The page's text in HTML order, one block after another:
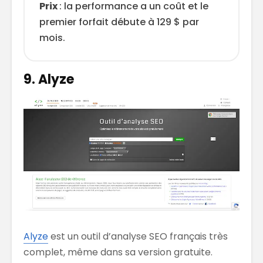
Prix: la performance a un coût et le
premier forfait débute à 129 $ par
mois.
9. Alyze
Alyzeest un outil d’analyse SEO français très
complet, même dans sa version gratuite.